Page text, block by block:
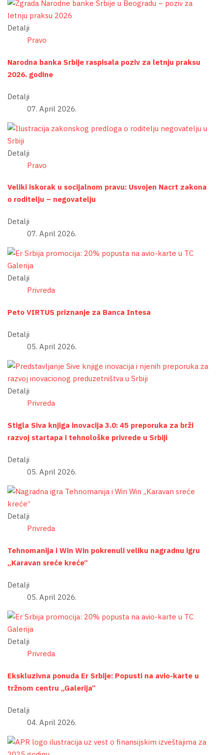
Detalji
Pravo
Narodna banka Srbije raspisala poziv za letnju praksu
2026. godine
Detalji
07. April 2026.
Detalji
Pravo
Veliki iskorak u socijalnom pravu: Usvojen Nacrt zakona
o roditelju – negovatelju
Detalji
07. April 2026.
Detalji
Privreda
Peto VIRTUS priznanje za Banca Intesa
Detalji
05. April 2026.
Detalji
Privreda
Stigla Siva knjiga inovacija 3.0: 45 preporuka za brži
razvoj startapa i tehnološke privrede u Srbiji
Detalji
05. April 2026.
Detalji
Privreda
Tehnomanija i Win Win pokrenuli veliku nagradnu igru
„Karavan sreće kreće“
Detalji
05. April 2026.
Detalji
Privreda
Ekskluzivna ponuda Er Srbije: Popusti na avio-karte u
tržnom centru „Galerija“
Detalji
04. April 2026.